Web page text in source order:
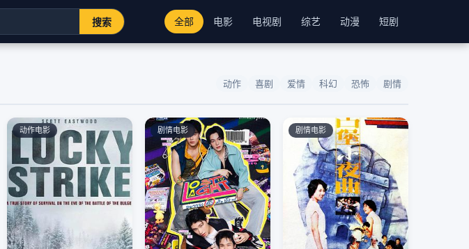
搜索 全部 电影 电视剧 综艺 动漫 短剧
动作 喜剧 爱情 科幻 恐怖 剧情
动作电影 剧情电影 剧情电影